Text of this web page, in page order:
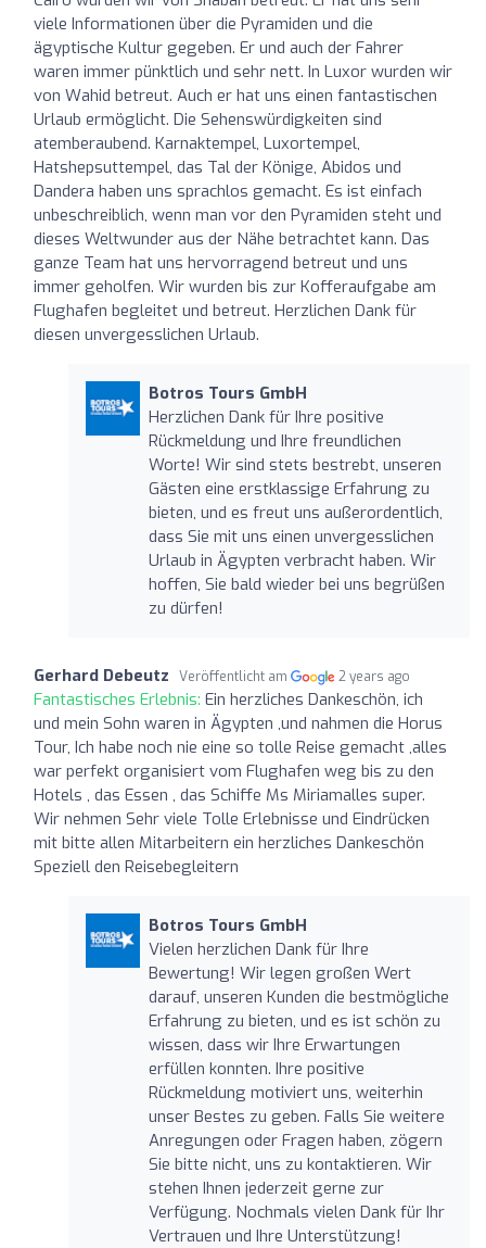
viele Informationen über die Pyramiden und die
ägyptische Kultur gegeben. Er und auch der Fahrer
waren immer pünktlich und sehr nett. In Luxor wurden wir
von Wahid betreut. Auch er hat uns einen fantastischen
Urlaub ermöglicht. Die Sehenswürdigkeiten sind
atemberaubend. Karnaktempel, Luxortempel,
Hatshepsuttempel, das Tal der Könige, Abidos und
Dandera haben uns sprachlos gemacht. Es ist einfach
unbeschreiblich, wenn man vor den Pyramiden steht und
dieses Weltwunder aus der Nähe betrachtet kann. Das
ganze Team hat uns hervorragend betreut und uns
immer geholfen. Wir wurden bis zur Kofferaufgabe am
Flughafen begleitet und betreut. Herzlichen Dank für
diesen unvergesslichen Urlaub.
Botros Tours GmbH
Herzlichen Dank für Ihre positive
Rückmeldung und Ihre freundlichen
Worte! Wir sind stets bestrebt, unseren
Gästen eine erstklassige Erfahrung zu
bieten, und es freut uns außerordentlich,
dass Sie mit uns einen unvergesslichen
Urlaub in Ägypten verbracht haben. Wir
hoffen, Sie bald wieder bei uns begrüßen
zu dürfen!
Gerhard Debeutz Veröffentlicht am 2 years ago
Fantastisches Erlebnis: Ein herzliches Dankeschön, ich
und mein Sohn waren in Ägypten ,und nahmen die Horus
Tour, Ich habe noch nie eine so tolle Reise gemacht ,alles
war perfekt organisiert vom Flughafen weg bis zu den
Hotels , das Essen , das Schiffe Ms Miriamalles super.
Wir nehmen Sehr viele Tolle Erlebnisse und Eindrücken
mit bitte allen Mitarbeitern ein herzliches Dankeschön
Speziell den Reisebegleitern
Botros Tours GmbH
Vielen herzlichen Dank für Ihre
Bewertung! Wir legen großen Wert
darauf, unseren Kunden die bestmögliche
Erfahrung zu bieten, und es ist schön zu
wissen, dass wir Ihre Erwartungen
erfüllen konnten. Ihre positive
Rückmeldung motiviert uns, weiterhin
unser Bestes zu geben. Falls Sie weitere
Anregungen oder Fragen haben, zögern
Sie bitte nicht, uns zu kontaktieren. Wir
stehen Ihnen jederzeit gerne zur
Verfügung. Nochmals vielen Dank für Ihr
Vertrauen und Ihre Unterstützung!